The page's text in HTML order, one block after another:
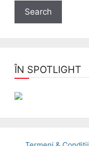
ÎN SPOTLIGHT